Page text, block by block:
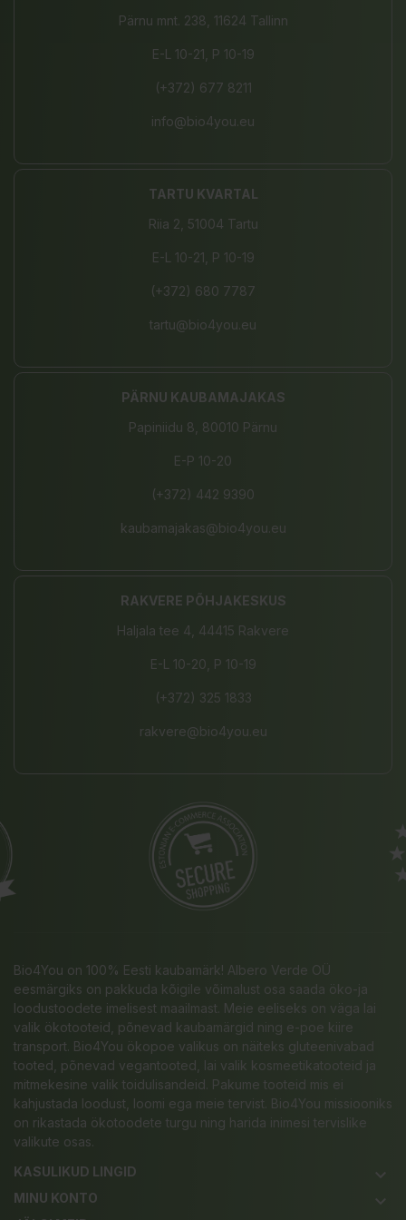
Pärnu mnt. 238, 11624 Tallinn
E-L 10-21, P 10-19
(+372) 677 8211
info@bio4you.eu
TARTU KVARTAL
Riia 2, 51004 Tartu
E-L 10-21, P 10-19
(+372) 680 7787
tartu@bio4you.eu
PÄRNU KAUBAMAJAKAS
Papiniidu 8, 80010 Pärnu
E-P 10-20
(+372) 442 9390
kaubamajakas@bio4you.eu
RAKVERE PÕHJAKESKUS
Haljala tee 4, 44415 Rakvere
E-L 10-20, P 10-19
(+372) 325 1833
rakvere@bio4you.eu
Bio4You on 100% Eesti kaubamärk! Albero Verde OÜ
eesmärgiks on pakkuda kõigile võimalust osa saada öko-ja
loodustoodete imelisest maailmast. Meie eeliseks on väga lai
valik ökotooteid, põnevad kaubamärgid ning e-poe kiire
transport. Bio4You ökopoe valikus on näiteks gluteenivabad
tooted, põnevad vegantooted, lai valik kosmeetikatooteid ja
mitmekesine valik toidulisandeid. Pakume tooteid mis ei
kahjustada loodust, loomi ega meie tervist. Bio4You missiooniks
on rikastada ökotoodete turgu ning harida inimesi tervislike
valikute osas.
KASULIKUD LINGID
keyboard_arrow_down
MINU KONTO keyboard_arrow_down